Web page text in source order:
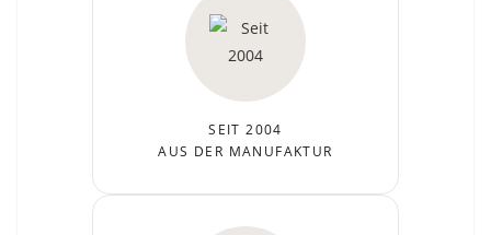
SEIT 2004
AUS DER MANUFAKTUR